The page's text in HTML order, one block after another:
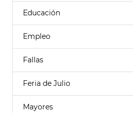
Educación
Empleo
Fallas
Feria de Julio
Mayores